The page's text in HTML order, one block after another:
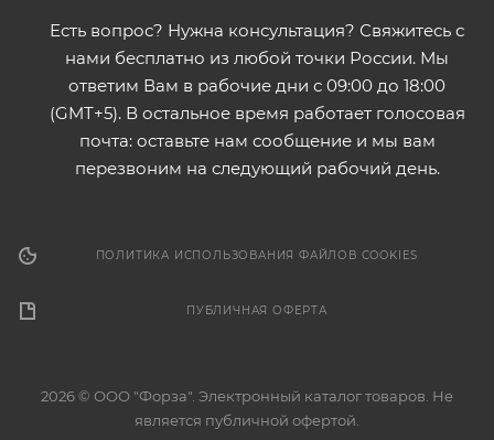
Есть вопрос? Нужна консультация? Свяжитесь с
нами бесплатно из любой точки России. Мы
ответим Вам в рабочие дни с 09:00 до 18:00
(GMT+5). В остальное время работает голосовая
почта: оставьте нам сообщение и мы вам
перезвоним на следующий рабочий день.
ПОЛИТИКА ИСПОЛЬЗОВАНИЯ ФАЙЛОВ COOKIES
ПУБЛИЧНАЯ ОФЕРТА
2026 © ООО "Форза". Электронный каталог товаров. Не
является публичной офертой.